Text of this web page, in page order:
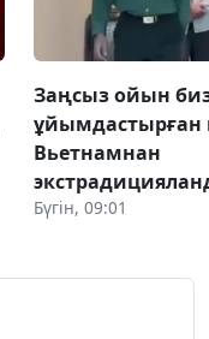
Заңсыз ойын
ұйымдастырған
Вьетнамнан
Бүгін, 09:01